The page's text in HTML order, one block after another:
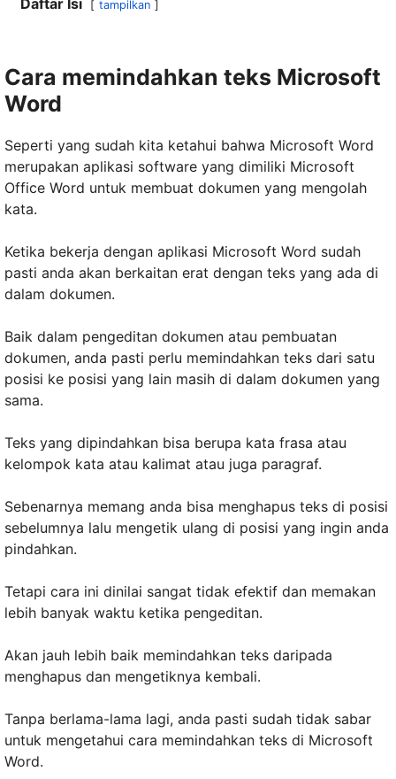
Daftar Isi tampilkan
Cara memindahkan teks Microsoft
Word
Seperti yang sudah kita ketahui bahwa Microsoft Word
merupakan aplikasi software yang dimiliki Microsoft
Office Word untuk membuat dokumen yang mengolah
kata.
Ketika bekerja dengan aplikasi Microsoft Word sudah
pasti anda akan berkaitan erat dengan teks yang ada di
dalam dokumen.
Baik dalam pengeditan dokumen atau pembuatan
dokumen, anda pasti perlu memindahkan teks dari satu
posisi ke posisi yang lain masih di dalam dokumen yang
sama.
Teks yang dipindahkan bisa berupa kata frasa atau
kelompok kata atau kalimat atau juga paragraf.
Sebenarnya memang anda bisa menghapus teks di posisi
sebelumnya lalu mengetik ulang di posisi yang ingin anda
pindahkan.
Tetapi cara ini dinilai sangat tidak efektif dan memakan
lebih banyak waktu ketika pengeditan.
Akan jauh lebih baik memindahkan teks daripada
menghapus dan mengetiknya kembali.
Tanpa berlama-lama lagi, anda pasti sudah tidak sabar
untuk mengetahui cara memindahkan teks di Microsoft
Word.